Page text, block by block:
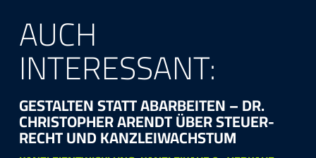
AUCH
INTERESSANT:
GE­STAL­TEN STATT AB­AR­BEI­TEN – DR.
CHRIS­TOPH­ER ARENDT ÜBER STEU­ER­
RECHT UND KANZ­LEI­WACHS­TUM